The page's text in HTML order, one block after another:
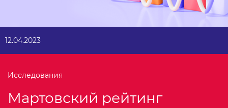
12.04.2023
Исследования
Мартовский рейтинг